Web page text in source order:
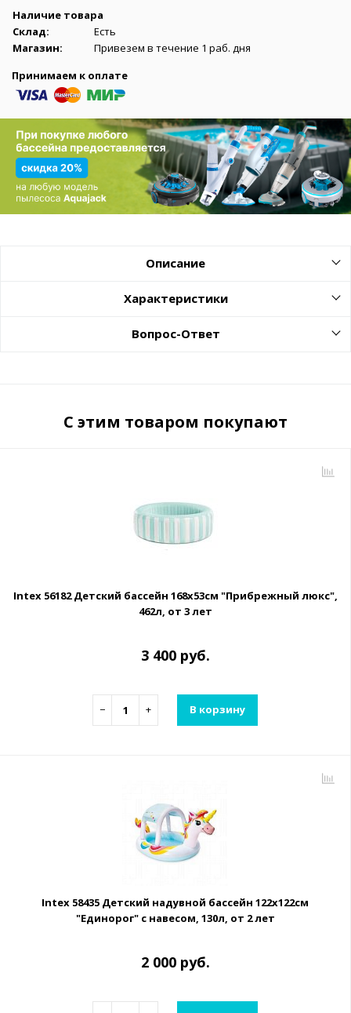
Наличие товара
Склад:
Есть
Магазин:
Привезем в течение 1 раб. дня
Принимаем к оплате
Описание
Характеристики
Вопрос-Ответ
С этим товаром покупают
Intex 56182 Детский бассейн 168х53см "Прибрежный люкс",
462л, от 3 лет
3 400 руб.
− + В корзину
Intex 58435 Детский надувной бассейн 122х122см
"Единорог" с навесом, 130л, от 2 лет
2 000 руб.